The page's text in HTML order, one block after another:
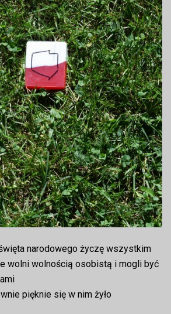
narodowego życzę wszystkim
wolni wolnością osobistą i mogli być
pięknie się w nim żyło